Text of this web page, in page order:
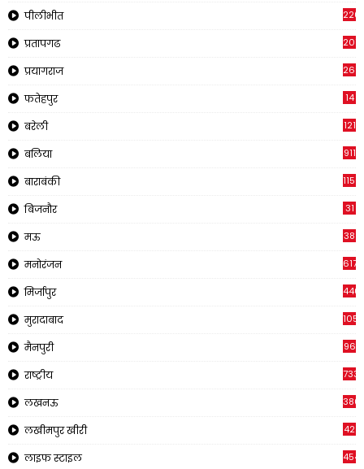
पीलीभीत
प्रतापगढ 2011
प्रयागराज 269
फतेहपुर 14
बरेली 121
बलिया 911
बाराबंकी 1150
बिजनौर 31
मऊ 38
मनोरंजन 617
मिर्जापुर 440
मुरादाबाद 1056
मैनपुरी 96
राष्ट्रीय 7332
लखनऊ
लखीमपुर खीरी 42
लाइफ स्टाइल 454